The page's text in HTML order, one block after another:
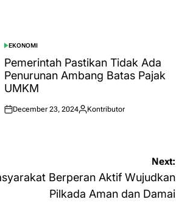
POSTED
IN
EKONOMI
Pemerintah Pastikan Tidak Ada
Penurunan Ambang Batas Pajak
UMKM
Posted
December 23, 2024
Posted
Kontributor
Next:
Berperan Aktif Wujudkan
Pilkada Aman dan Damai